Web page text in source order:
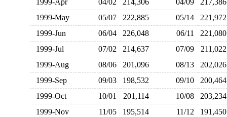
1999-Apr
04/02 214,306 04/09
1999-May
05/07 222,885 05/14
1999-Jun
06/04 226,048 06/11
1999-Jul
07/02 214,637 07/09
1999-Aug
08/06 201,096 08/13
1999-Sep
09/03 198,532 09/10
1999-Oct
10/01 201,114 10/08
1999-Nov
11/05 195,514 11/12